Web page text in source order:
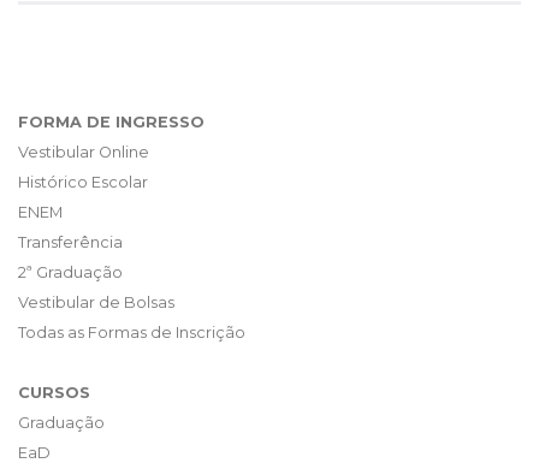
FORMA DE INGRESSO
Vestibular Online
Histórico Escolar
ENEM
Transferência
2ª Graduação
Vestibular de Bolsas
Todas as Formas de Inscrição
CURSOS
Graduação
EaD